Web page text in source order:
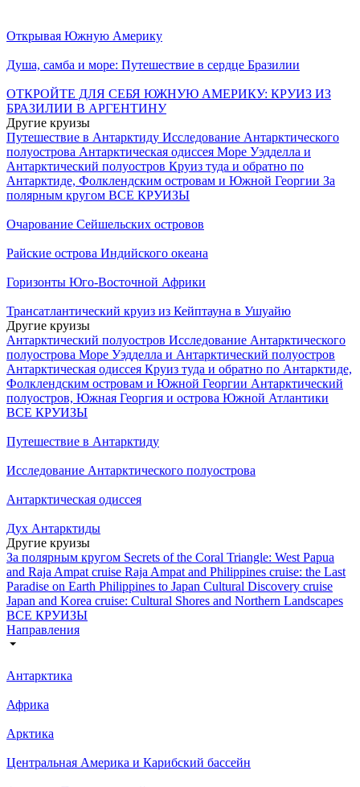
Открывая Южную Америку
Душа, самба и море: Путешествие в сердце Бразилии
ОТКРОЙТЕ ДЛЯ СЕБЯ ЮЖНУЮ АМЕРИКУ: КРУИЗ ИЗ
БРАЗИЛИИ В АРГЕНТИНУ
Другие круизы
Путешествие в Антарктиду Исследование Антарктического
полуострова Антарктическая одиссея Море Уэдделла и
Антарктический полуостров Круиз туда и обратно по
Антарктиде, Фолклендским островам и Южной Георгии За
полярным кругом ВСЕ КРУИЗЫ
Очарование Сейшельских островов
Райские острова Индийского океана
Горизонты Юго-Восточной Африки
Трансатлантический круиз из Кейптауна в Ушуайю
Другие круизы
Антарктический полуостров Исследование Антарктического
полуострова Море Уэдделла и Антарктический полуостров
Антарктическая одиссея Круиз туда и обратно по Антарктиде,
Фолклендским островам и Южной Георгии Антарктический
полуостров, Южная Георгия и острова Южной Атлантики
ВСЕ КРУИЗЫ
Путешествие в Антарктиду
Исследование Антарктического полуострова
Антарктическая одиссея
Дух Антарктиды
Другие круизы
За полярным кругом Secrets of the Coral Triangle: West Papua
and Raja Ampat cruise Raja Ampat and Philippines cruise: the Last
Paradise on Earth Philippines to Japan Cultural Discovery cruise
Japan and Korea cruise: Cultural Shores and Northern Landscapes
ВСЕ КРУИЗЫ
Направления
Антарктика
Африка
Арктика
Центральная Америка и Карибский бассейн